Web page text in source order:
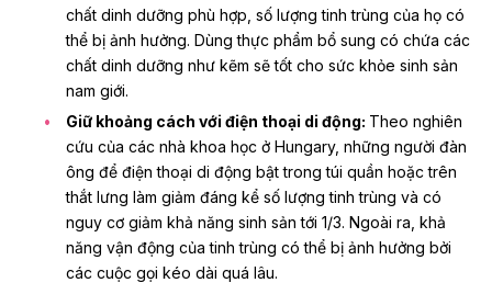
chất dinh dưỡng phù hợp số lượng tinh trùng của họ có
thể bị ảnh hưởng. Dùngthực phẩm bổ sung có chứa các
chất dinh dưỡng như kẽm sẽ tốt cho sức khỏe sinh sản
nam giới.
Giữ khoảng cách với điện thoại di động: Theo nghiên
cứu của các nhà khoa học ở Hungary, những người đàn
ông để điện thoại di động bật trong túi quần hoặc trên
thắt lưng làm giảm đáng kể số lượng tinh trùng và có
nguy cơ giảm khả năng sinh sản tới 1/3. Ngoài ra, khả
năng vận động của tinh trùng có thể bị ảnh hưởng bởi
các cuộc gọi kéo dài quá lâu.